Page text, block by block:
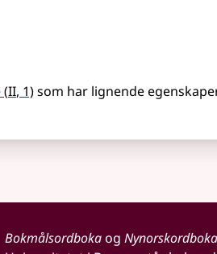
(2
II, 1)som har lignende
Bokmålsordbokaog Nynorskordboka